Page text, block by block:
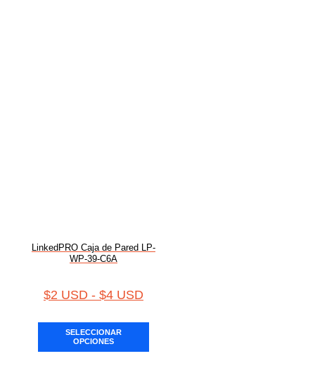
LinkedPRO Caja de Pared LP-
WP-39-C6A
$2 USD - $4 USD
SELECCIONAR
OPCIONES